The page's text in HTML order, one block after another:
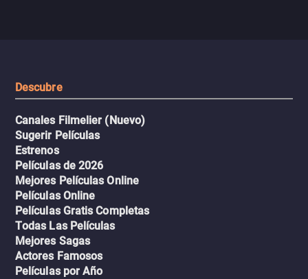
Descubre
Canales Filmelier (Nuevo)
Sugerir Películas
Estrenos
Películas de 2026
Mejores Películas Online
Películas Online
Películas Gratis Completas
Todas Las Películas
Mejores Sagas
Actores Famosos
Películas por Año